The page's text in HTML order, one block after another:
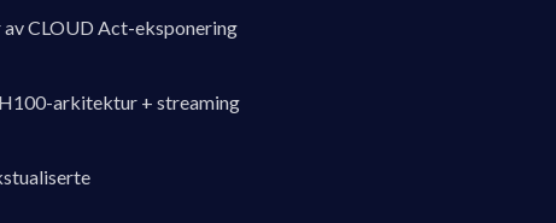
CLOUD Act-eksponering
arkitektur + streaming